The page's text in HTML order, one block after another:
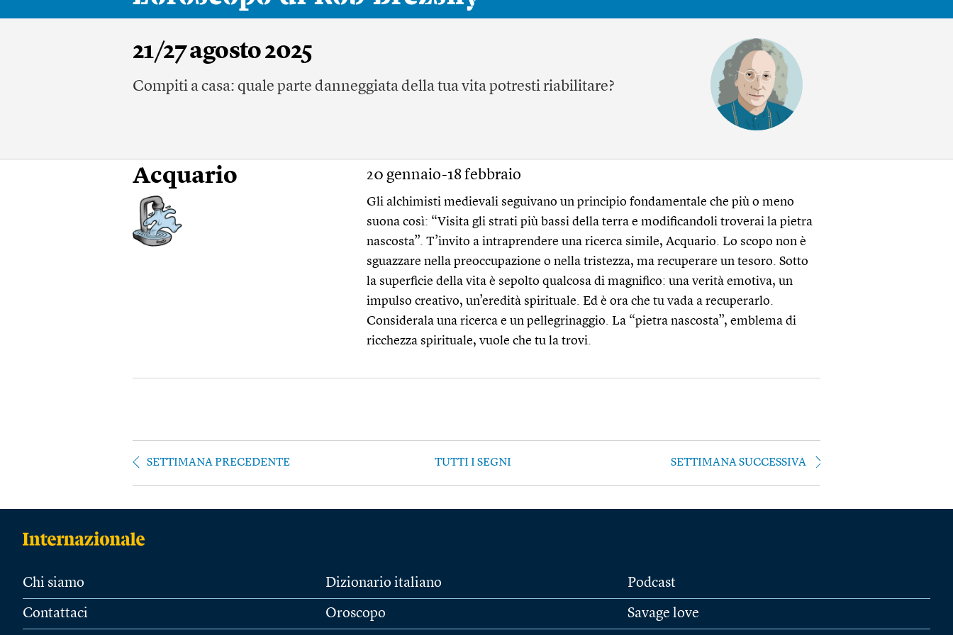
21/27 agosto 2025
Compiti a casa: quale parte danneggiata della tua vita potresti riabilitare?
Acquario 20 gennaio-18 febbraio
Gli alchimisti medievali seguivano un principio fondamentale che più o meno
suona così: “Visita gli strati più bassi della terra e modificandoli troverai la pietra
nascosta”. T’invito a intraprendere una ricerca simile, Acquario. Lo scopo non è
sguazzare nella preoccupazione o nella tristezza, ma recuperare un tesoro. Sotto
la superficie della vita è sepolto qualcosa di magnifico: una verità emotiva, un
impulso creativo, un’eredità spirituale. Ed è ora che tu vada a recuperarlo.
Considerala una ricerca e un pellegrinaggio. La “pietra nascosta”, emblema di
ricchezza spirituale, vuole che tu la trovi.
SETTIMANA PRECEDENTE TUTTI I SEGNI SETTIMANA SUCCESSIVA
Chi siamo
Contattaci
Dizionario italiano
Oroscopo
Podcast
Savage love